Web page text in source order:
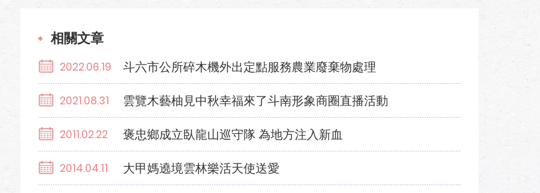
相關文章
2022.06.19 斗六市公所碎木機外出定點服務農業廢棄物處理
2021.08.31 雲覽木藝柚見中秋幸福來了斗南形象商圈直播活動
2011.02.22 褒忠鄉成立臥龍山巡守隊 為地方注入新血
2014.04.11 大甲媽遶境雲林樂活天使送愛